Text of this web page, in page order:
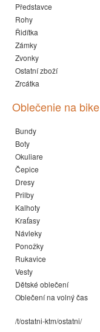
Představce
Rohy
Řidítka
Zámky
Zvonky
Ostatní zboží
Zrcátka
Oblečenie na bike
Bundy
Boty
Okuliare
Čepice
Dresy
Prilby
Kalhoty
Kraťasy
Návleky
Ponožky
Rukavice
Vesty
Dětské oblečení
Oblečení na volný čas
/t/ostatni-ktm/ostatni/